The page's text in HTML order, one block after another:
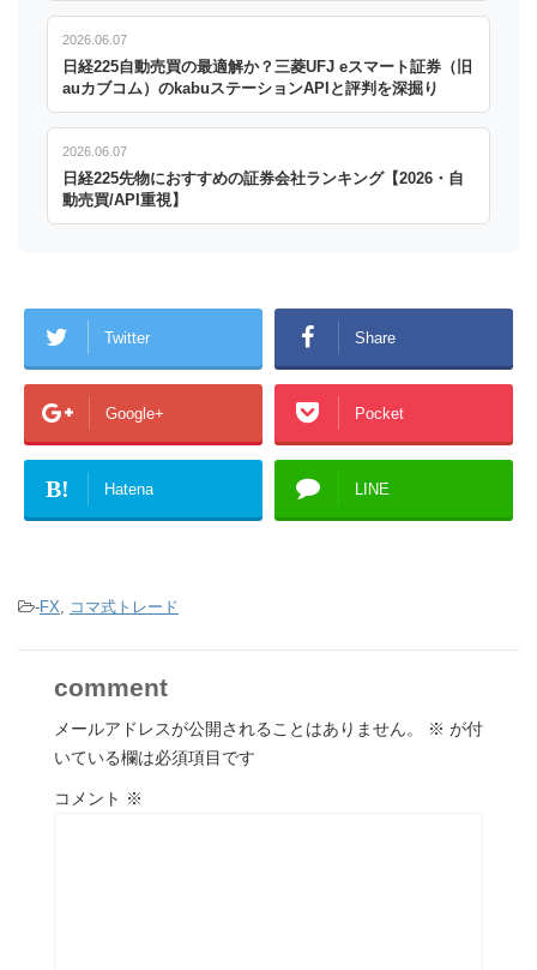
2026.06.07
日経225自動売買の最適解か？三菱UFJ eスマート証券（旧
auカブコム）のkabuステーションAPIと評判を深掘り
2026.06.07
日経225先物におすすめの証券会社ランキング【2026・自
動売買/API重視】
Twitter Share
Google+ Pocket
B! Hatena LINE
-FX, コマ式トレード
comment
メールアドレスが公開されることはありません。 ※ が付
いている欄は必須項目です
コメント ※